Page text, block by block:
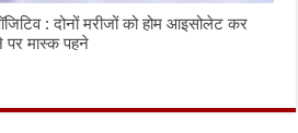
: दोनों मरीजों को होम आइसोलेट कर
पर मास्क पहने